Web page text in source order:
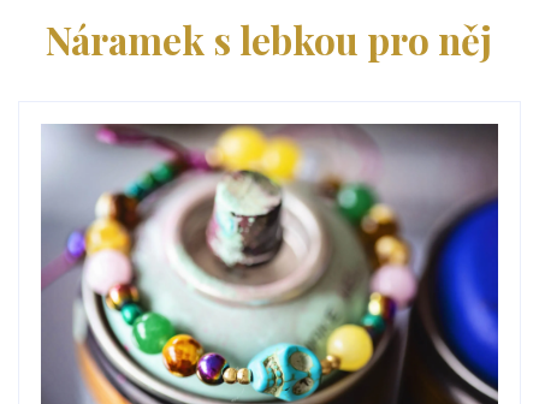
Náramek s lebkou pro něj